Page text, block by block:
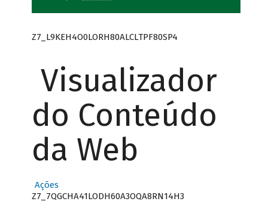
Z7_L9KEH4O0LORH80ALCLTPF80SP4
Visualizador
do Conteúdo
da Web
Ações
Z7_7QGCHA41LODH60A3OQA8RN14H3